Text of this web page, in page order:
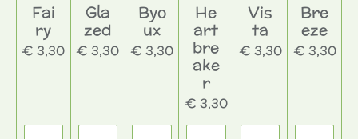
Fai
ry
€ 3,30
Gla
zed
€ 3,30
Byo
ux
€ 3,30
He
art
bre
ake
r
€ 3,30
Vis
ta
€ 3,30
Bre
eze
€ 3,30